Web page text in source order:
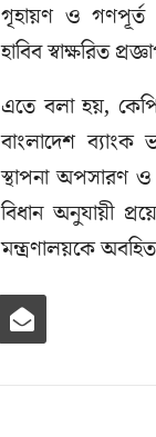
গৃহায়ণ ও গণপূর্ত
হাবিব স্বাক্ষরিত
এতে বলা হয়,
বাংলাদেশ ব্যাংক
স্থাপনা অপসারণ
বিধান অনুযায়ী
মন্ত্রণালয়কে